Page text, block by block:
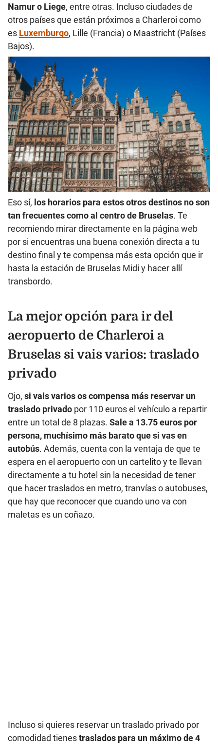
Namur o Liege, entre otras. Incluso ciudades de
otros países que están próximos a Charleroi como
es Luxemburgo, Lille (Francia) o Maastricht (Países
Bajos).
Eso sí, los horarios para estos otros destinos no son
tan frecuentes como al centro de Bruselas. Te
recomiendo mirar directamente en la página web
por si encuentras una buena conexión directa a tu
destino final y te compensa más esta opción que ir
hasta la estación de Bruselas Midi y hacer allí
transbordo.
La mejor opción para ir del
aeropuerto de Charleroi a
Bruselas si vais varios: traslado
privado
Ojo, si vais varios os compensa más reservar un
traslado privado por 110 euros el vehículo a repartir
entre un total de 8 plazas. Sale a 13.75 euros por
persona, muchísimo más barato que si vas en
autobús. Además, cuenta con la ventaja de que te
espera en el aeropuerto con un cartelito y te llevan
directamente a tu hotel sin la necesidad de tener
que hacer traslados en metro, tranvías o autobuses,
que hay que reconocer que cuando uno va con
maletas es un coñazo.
Incluso si quieres reservar un traslado privado por
comodidad tienestraslados para un máximo de 4